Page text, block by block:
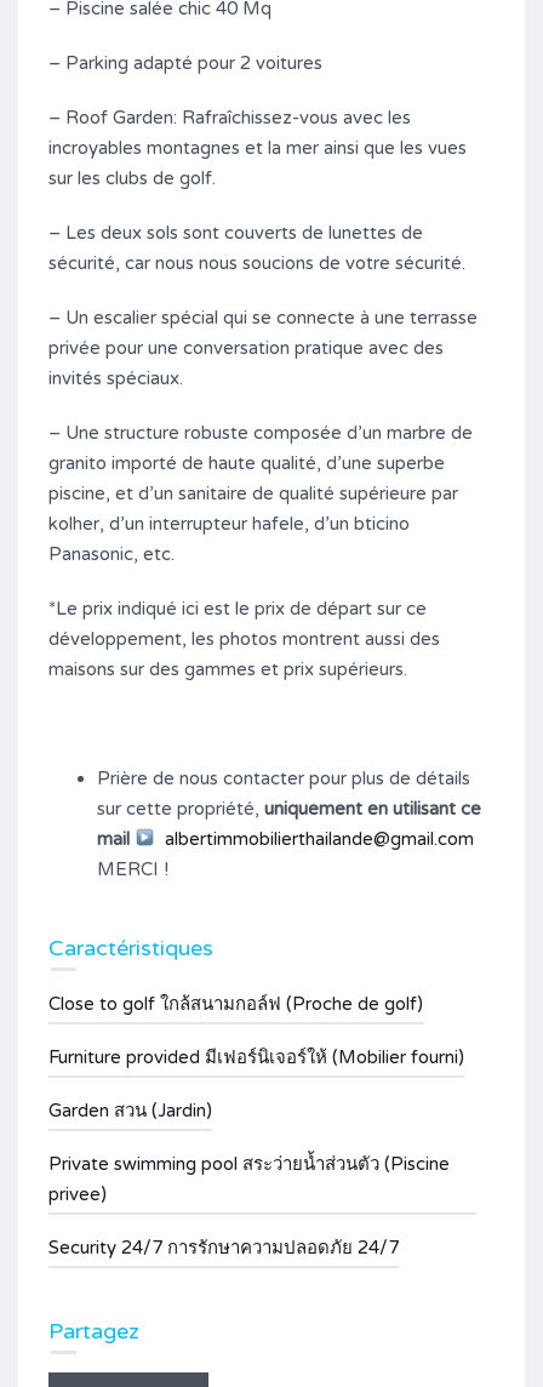
– Piscine salée chic 40 Mq
– Parking adapté pour 2 voitures
– Roof Garden: Rafraîchissez-vous avec les
incroyables montagnes et la mer ainsi que les vues
sur les clubs de golf.
– Les deux sols sont couverts de lunettes de
sécurité, car nous nous soucions de votre sécurité.
– Un escalier spécial qui se connecte à une terrasse
privée pour une conversation pratique avec des
invités spéciaux.
– Une structure robuste composée d’un marbre de
granito importé de haute qualité, d’une superbe
piscine, et d’un sanitaire de qualité supérieure par
kolher, d’un interrupteur hafele, d’un bticino
Panasonic, etc.
*Le prix indiqué ici est le prix de départ sur ce
développement, les photos montrent aussi des
maisons sur des gammes et prix supérieurs.
Prière de nous contacter pour plus de détails
sur cette propriété, uniquement en utilisant ce
mail
albertimmobilierthailande@gmail.com
MERCI !
Caractéristiques
Close to golf ใกล้สนามกอล์ฟ (Proche de golf)
Furniture provided มีเฟอร์นิเจอร์ให้ (Mobilier fourni)
Garden สวน (Jardin)
Private swimming pool สระว่ายน้ำส่วนตัว (Piscine
privee)
Security 24/7 การรักษาความปลอดภัย 24/7
Partagez